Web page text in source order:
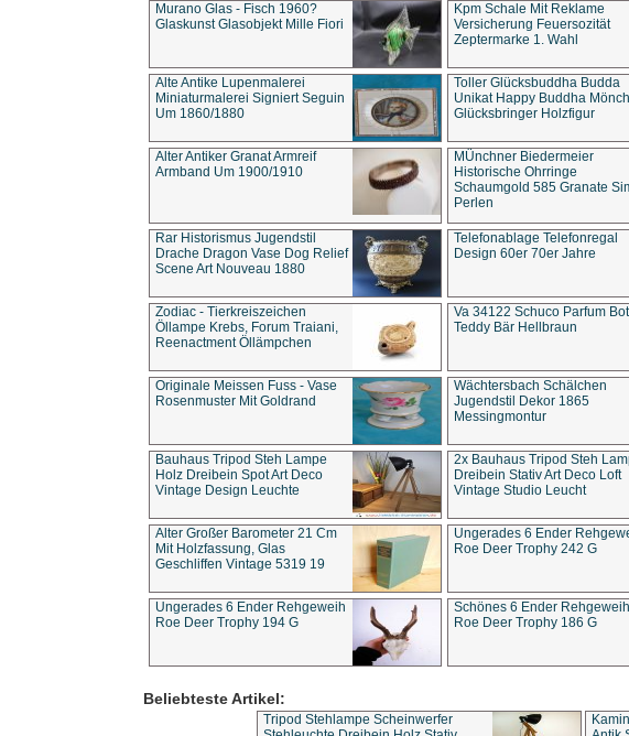
Murano Glas - Fisch 1960?
Glaskunst Glasobjekt Mille Fiori
Kpm Schale Mit Reklame
Versicherung Feuersozität
Zeptermarke 1. Wahl
Alte Antike Lupenmalerei
Miniaturmalerei Signiert Seguin
Um 1860/1880
Toller Glücksbuddha Budda
Unikat Happy Buddha Mönch
Glücksbringer Holzfigur
Alter Antiker Granat Armreif
Armband Um 1900/1910
MÜnchner Biedermeier
Historische Ohrringe
Schaumgold 585 Granate
Perlen
Rar Historismus Jugendstil
Drache Dragon Vase Dog Relief
Scene Art Nouveau 1880
Telefonablage Telefonregal
Design 60er 70er Jahre
Zodiac - Tierkreiszeichen
Öllampe Krebs, Forum Traiani,
Reenactment Öllämpchen
Va 34122 Schuco Parfum
Teddy Bär Hellbraun
Originale Meissen Fuss - Vase
Rosenmuster Mit Goldrand
Wächtersbach Schälchen
Jugendstil Dekor 1865
Messingmontur
Bauhaus Tripod Steh Lampe
Holz Dreibein Spot Art Deco
Vintage Design Leuchte
2x Bauhaus Tripod Steh
Dreibein Stativ Art Deco Loft
Vintage Studio Leucht
Alter Großer Barometer 21 Cm
Mit Holzfassung, Glas
Geschliffen Vintage 5319 19
Ungerades 6 Ender
Roe Deer Trophy 242 G
Ungerades 6 Ender Rehgeweih
Roe Deer Trophy 194 G
Schönes 6 Ender Rehgeweih
Roe Deer Trophy 186 G
Beliebteste Artikel:
Tripod Stehlampe Scheinwerfer